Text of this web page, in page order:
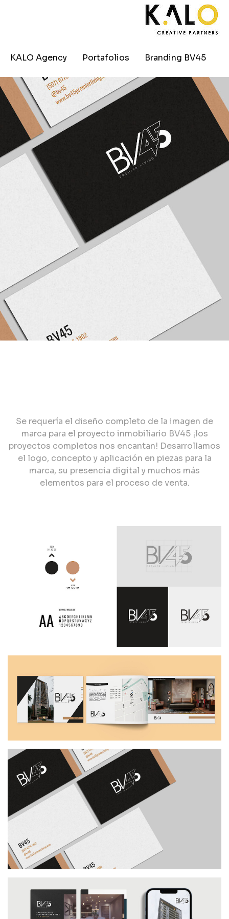
KALO Agency Portafolios Branding BV45
Se requería el diseño completo de la imagen de
marca para el proyecto inmobiliario BV45 ¡los
proyectos completos nos encantan! Desarrollamos
el logo, concepto y aplicación en piezas para la
marca, su presencia digital y muchos más
elementos para el proceso de venta.